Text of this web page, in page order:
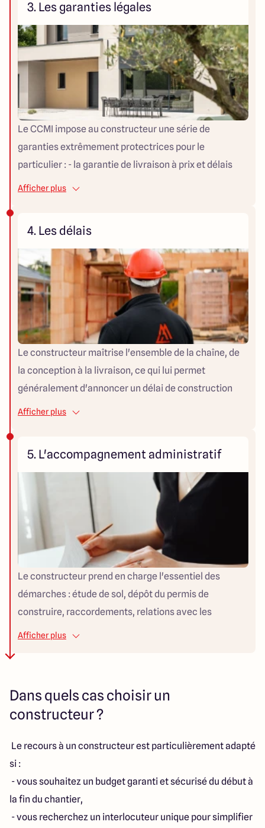
construction. Avec un architecte, le budget est plus
difficile à figer en amont. Les honoraires représentent
généralement entre 8 % et 12 % du montant total des
travaux, et le coût final dépend des entreprises
retenues pour chaque lot, dont les devis peuvent
évoluer. La maîtrise budgétaire demande donc
davantage de vigilance et d'implication de votre part.
3. Les garanties légales
Le CCMI impose au constructeur une série de
garanties extrêmement protectrices pour le
particulier : - la garantie de livraison à prix et délais
convenus, - la garantie de parfait achèvement (un an),
structurels. Ces garanties s'appliquent quel que soit le
professionnel choisi pour bâtir la maison, y compris
lorsque les travaux sont pilotés par un architecte,
mais leur mise en œuvre est nettement plus simple et
directe avec un interlocuteur unique comme un
constructeur.
Afficher plus
4. Les délais
Le constructeur maîtrise l'ensemble de la chaîne, de
la conception à la livraison, ce qui lui permet
généralement d'annoncer un délai de construction
ferme, souvent entre 8 et 12 mois selon la région et la
corps de métier sélectionnés indépendamment, ce qui
peut allonger le calendrier, notamment en cas
d'imprévu ou de forte demande sur certains artisans.
Afficher plus
5. L'accompagnement administratif
Le constructeur prend en charge l'essentiel des
démarches : étude de sol, dépôt du permis de
construire, raccordements, relations avec les
administrations locales. Pour un particulier peu
du dossier de permis de construire, mais le suivi des
autres démarches (raccordements, assurances,
particulier, sauf mission complémentaire spécifique
Afficher plus
Dans quels cas choisir un
constructeur ?
Le recours à un constructeur est particulièrement adapté
si :
- vous souhaitez un budget garanti et sécurisé du début à
la fin du chantier,
- vous recherchez un interlocuteur unique pour simplifier